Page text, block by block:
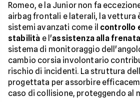
Romeo, e la Junior non fa
airbag frontali e laterali, la vettura
sistemi avanzati come il controllo
stabilità e l'assistenza alla
sistema di monitoraggio
cambio corsia involontario
rischio di incidenti. La struttura
progettata per assorbire
caso di collisione, proteggendo al